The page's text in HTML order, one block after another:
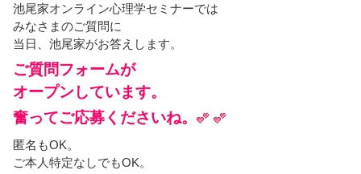
池尾家オンライン心理学セミナーでは
みなさまのご質問に
当日、池尾家がお答えします。
ご質問フォームが
オープンしています。
奮ってご応募くださいね。
匿名もOK。
ご本人特定なしでもOK。